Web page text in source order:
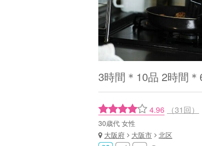
3時間＊10品 2時間
4.96 （31回）
30歳代 女性
大阪府
大阪市 北区